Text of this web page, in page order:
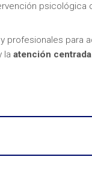
psicológica
profesionales para
la atención